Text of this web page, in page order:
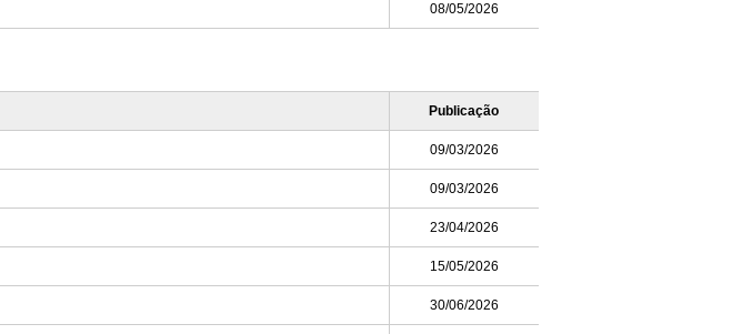
08/05/2026
Publicação
09/03/2026
09/03/2026
23/04/2026
15/05/2026
30/06/2026